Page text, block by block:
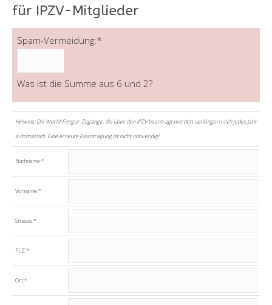
für IPZV-Mitglieder
Spam-Vermeidung:*
Was ist die Summe aus 6 und 2?
Hinweis: Die World-Fengur-Zugänge, die über den IPZV beantragt werden, verlängern sich jedes Jahr
automatisch. Eine erneute Beantragung ist nicht notwendig!
Nachname:*
Vorname:*
Strasse:*
PLZ:*
Ort:*